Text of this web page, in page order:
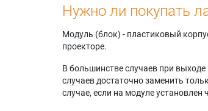
Нужно ли покупать
Модуль (блок) - пластиковый
проекторе.
В большинстве случаев при
случаев достаточно заменить
случае, если на модуле